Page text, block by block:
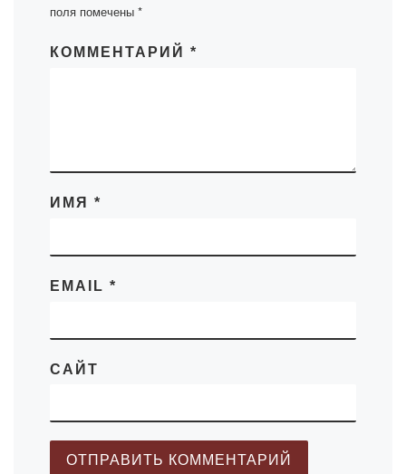
поля помечены *
КОММЕНТАРИЙ *
ИМЯ *
EMAIL *
САЙТ